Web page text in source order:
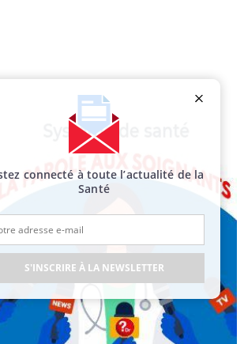
connecté à toute l’actualité de la
Santé
S'INSCRIRE À LA NEWSLETTER